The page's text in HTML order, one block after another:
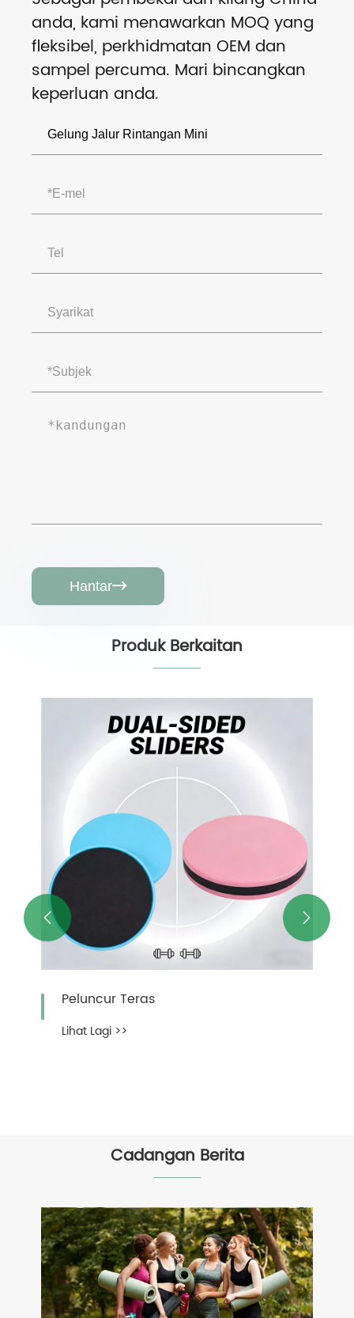
anda, kami menawarkan MOQ yang
fleksibel, perkhidmatan OEM dan
sampel percuma. Mari bincangkan
keperluan anda.
Hantar
Produk Berkaitan
Peluncur Teras
Lihat Lagi >>
 
Cadangan Berita